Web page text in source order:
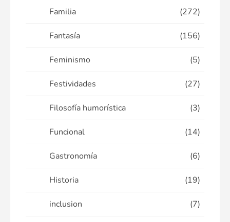
Familia (272)
Fantasía (156)
Feminismo (5)
Festividades (27)
Filosofía humorística (3)
Funcional (14)
Gastronomía (6)
Historia (19)
inclusion (7)